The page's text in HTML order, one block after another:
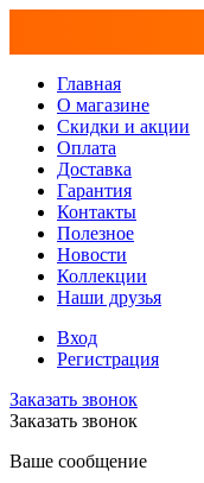
Главная
О магазине
Скидки и акции
Оплата
Доставка
Гарантия
Контакты
Полезное
Новости
Коллекции
Наши друзья
Вход
Регистрация
Заказать звонок
Заказать звонок
Ваше сообщение